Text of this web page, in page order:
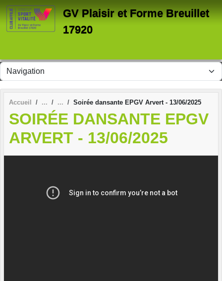
GV Plaisir et Forme Breuillet
17920
Accueil Soirée dansante EPGV Arvert - 13/06/2025
SOIRÉE DANSANTE EPGV
ARVERT - 13/06/2025
Panneau de gestion des cookies